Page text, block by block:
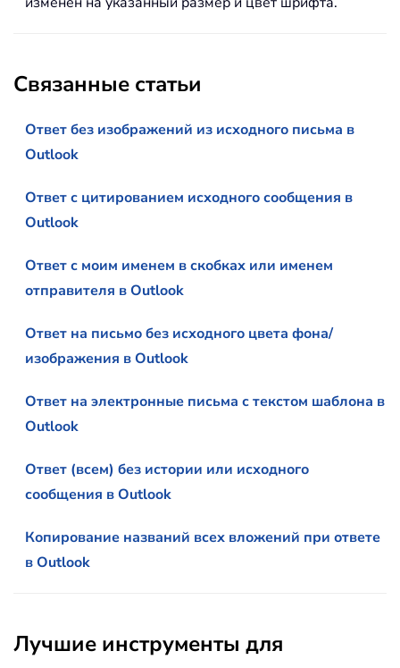
Связанные статьи
Ответ без изображений из исходного письма в
Outlook
Ответ с цитированием исходного сообщения в
Outlook
Ответ с моим именем в скобках или именем
отправителя в Outlook
Ответ на письмо без исходного цвета фона/
изображения в Outlook
Ответ на электронные письма с текстом шаблона в
Outlook
Ответ (всем) без истории или исходного
сообщения в Outlook
Копирование названий всех вложений при ответе
в Outlook
Лучшие инструменты для